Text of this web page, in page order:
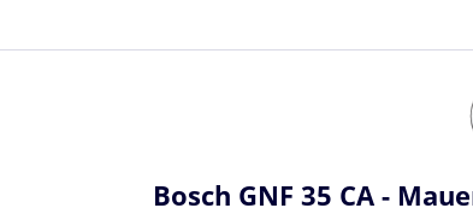
Bosch GNF 35 CA -